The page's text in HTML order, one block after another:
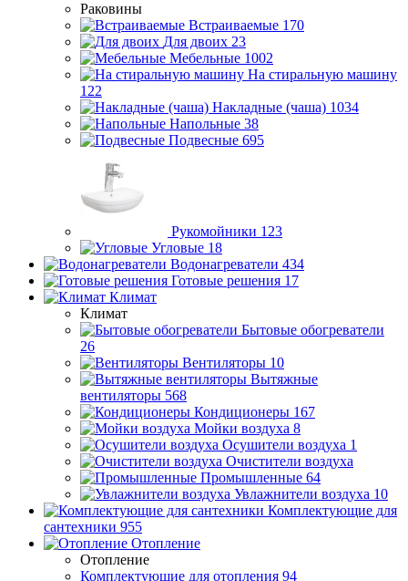
Раковины
Встраиваемые 170
Для двоих 23
Мебельные 1002
На стиральную машину
122
Накладные (чаша) 1034
Напольные 38
Подвесные 695
Рукомойники 123
Угловые 18
Водонагреватели 434
Готовые решения 17
Климат
Климат
Бытовые обогреватели
26
Вентиляторы 10
Вытяжные
вентиляторы 568
Кондиционеры 167
Мойки воздуха 8
Осушители воздуха 1
Очистители воздуха
Промышленные 64
Увлажнители воздуха 10
Комплектующие для
сантехники 955
Отопление
Отопление
Комплектующие для отопления 94